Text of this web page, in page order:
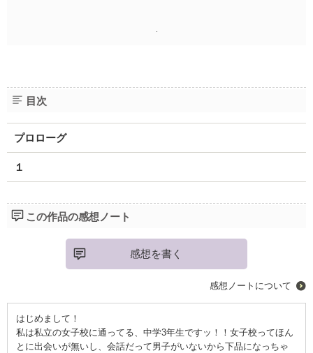
目次
プロローグ
１
この作品の感想ノート
感想を書く
感想ノートについて
はじめまして！
私は私立の女子校に通ってる、中学3年生ですッ！！女子校ってほん
とに出会いが無いし、会話だって男子がいないから下品になっちゃ